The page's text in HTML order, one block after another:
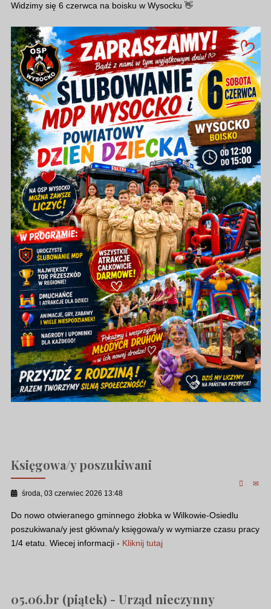
Widzimy się 6 czerwca na boisku w Wysocku 👋
Księgowa/y poszukiwani
środa, 03 czerwiec 2026 13:48
Do nowo otwieranego gminnego żłobka w Wilkowie-Osiedlu
poszukiwana/y jest główna/y księgowa/y w wymiarze czasu pracy
1/4 etatu. Wiecej informacji - Kliknij tutaj
05.06.br (piątek) - Urząd nieczynny